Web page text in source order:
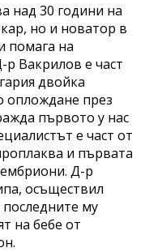
над 30 години на
но и новатор в
помага на
р Вакрилов е част
двойка
оплождане през
първото у нас
е част от
и първата
Д-р
осъществил
последните му
на бебе от